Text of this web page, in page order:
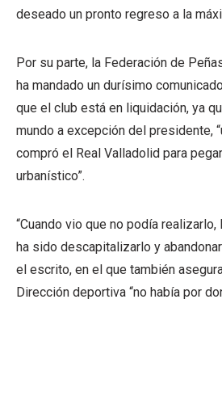
deseado un pronto regreso a la
Por su parte, la Federación de
ha mandado un durísimo
que el club está en liquidación, ya
mundo a excepción del presidente,
compró el Real Valladolid para
urbanístico”.
“Cuando vio que no podía
ha sido descapitalizarlo y
el escrito, en el que también
Dirección deportiva “no había por